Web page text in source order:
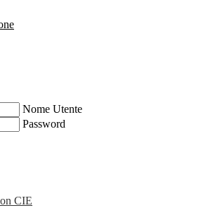
Nome Utente
Password
CIE